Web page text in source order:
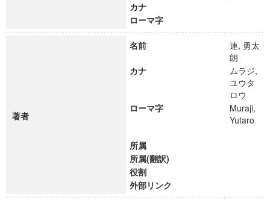
カナ
ローマ字
著者
名前
連, 勇太
朗
カナ
ムラジ,
ユウタ
ロウ
ローマ字
Muraji,
Yutaro
所属
所属(翻訳)
役割
外部リンク